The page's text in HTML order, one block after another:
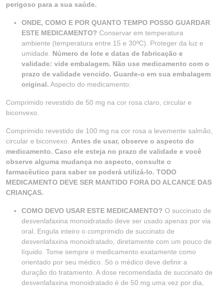
perigoso para a sua saúde.
ONDE, COMO E POR QUANTO TEMPO POSSO GUARDAR
ESTE MEDICAMENTO? Conservar em temperatura
ambiente (temperatura entre 15 e 30ºC). Proteger da luz e
umidade. Número de lote e datas de fabricação e
validade: vide embalagem. Não use medicamento com o
prazo de validade vencido. Guarde-o em sua embalagem
original. Aspecto do medicamento:
Comprimido revestido de 50 mg na cor rosa claro, circular e
biconvexo.
Comprimido revestido de 100 mg na cor rosa a levemente salmão,
circular e biconvexo. Antes de usar, observe o aspecto do
medicamento. Caso ele esteja no prazo de validade e você
observe alguma mudança no aspecto, consulte o
farmacêutico para saber se poderá utilizá-lo. TODO
MEDICAMENTO DEVE SER MANTIDO FORA DO ALCANCE DAS
CRIANÇAS.
COMO DEVO USAR ESTE MEDICAMENTO? O succinato de
desvenlafaxina monoidratado deve ser usado apenas por via
oral. Engula inteiro o comprimido de succinato de
desvenlafaxina monoidratado, diretamente com um pouco de
líquido. Tome sempre o medicamento exatamente como
orientado por seu médico. Só o médico deve definir a
duração do tratamento. A dose recomendada de succinato de
desvenlafaxina monoidratado é de 50 mg uma vez por dia,